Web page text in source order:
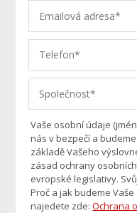
Vaše osobní údaje
nás v bezpečí a
základě Vašeho
zásad ochrany
evropské legislativy.
Proč a jak budeme
najedete zde:Ochrana